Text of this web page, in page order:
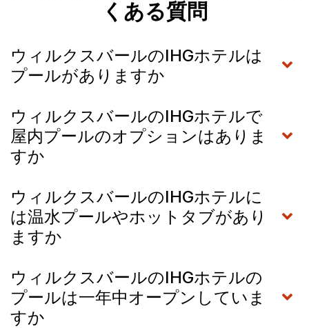
くある質問
ウィルクスバールのIHGホテルは
プールがありますか
ウィルクスバールのIHGホテルで
屋内プールのオプションはありま
すか
ウィルクスバールのIHGホテルに
は温水プールやホットタブがあり
ますか
ウィルクスバールのIHGホテルの
プールは一年中オープンしていま
すか